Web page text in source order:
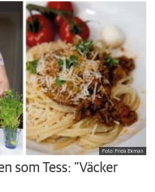
Foto: Frida Ekman
som Tess: ”Väcker